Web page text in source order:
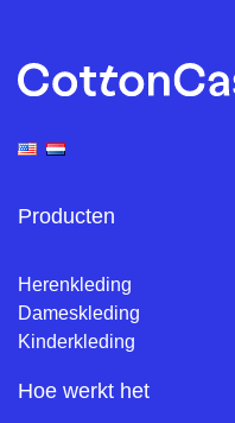
Producten
Herenkleding
Dameskleding
Kinderkleding
Hoe werkt het